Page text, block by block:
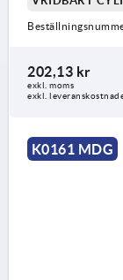
202,13 kr
exkl. moms
exkl.
K0161 MDG